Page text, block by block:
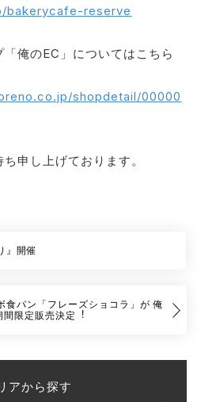
bakerycafe-reserve
俺のEC」についてはこちら
shopdetail/00000
申し上げております。
』開催
パン「フレーズショコラ」が 俺
限定販売決定︕
アから探す